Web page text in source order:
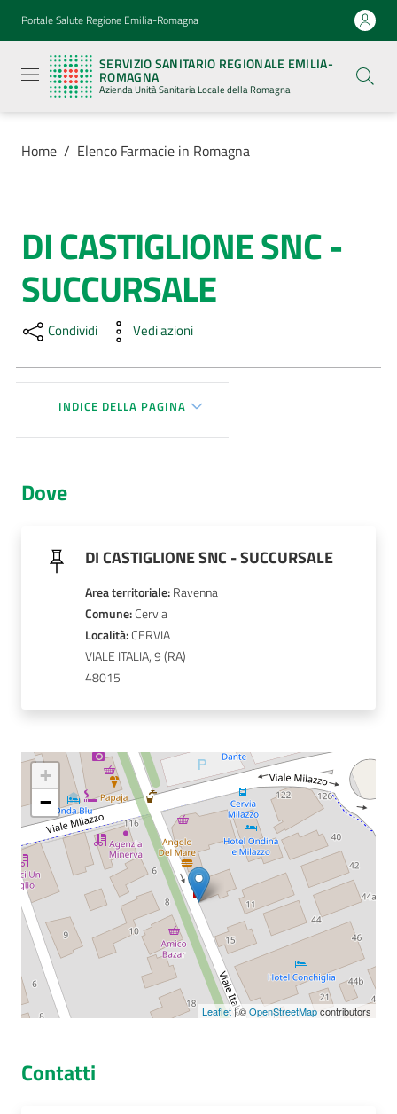
Vai al contenuto
Vai alla navigazione
Vai al footer
Portale Salute Regione Emilia-Romagna
SERVIZIO SANITARIO REGIONALE EMILIA-
ROMAGNA
Azienda Unità Sanitaria Locale della Romagna
Sanitario
Regionale
Emilia-
Romagna
Azienda
Sanitaria
Locale della
Azienda
Servizi
Luoghi
di
cura
AUSL
Bandi
Concorsi
Seguici
su
Home / Elenco Farmacie in Romagna
Salta al contenuto
DI CASTIGLIONE SNC -
SUCCURSALE
Condividi Vedi azioni
INDICE DELLA PAGINA
Dove
DI CASTIGLIONE SNC - SUCCURSALE
Area territoriale:Ravenna
Comune: Cervia
Località: CERVIA
VIALE ITALIA, 9
48015
+
−
Leaflet| ©OpenStreetMapcontributors
Contatti